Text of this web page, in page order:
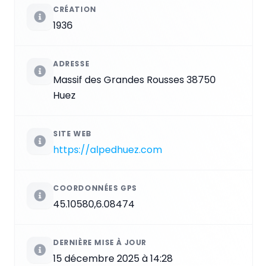
CRÉATION
1936
ADRESSE
Massif des Grandes Rousses 38750
Huez
SITE WEB
https://alpedhuez.com
COORDONNÉES GPS
45.10580,6.08474
DERNIÈRE MISE À JOUR
15 décembre 2025 à 14:28